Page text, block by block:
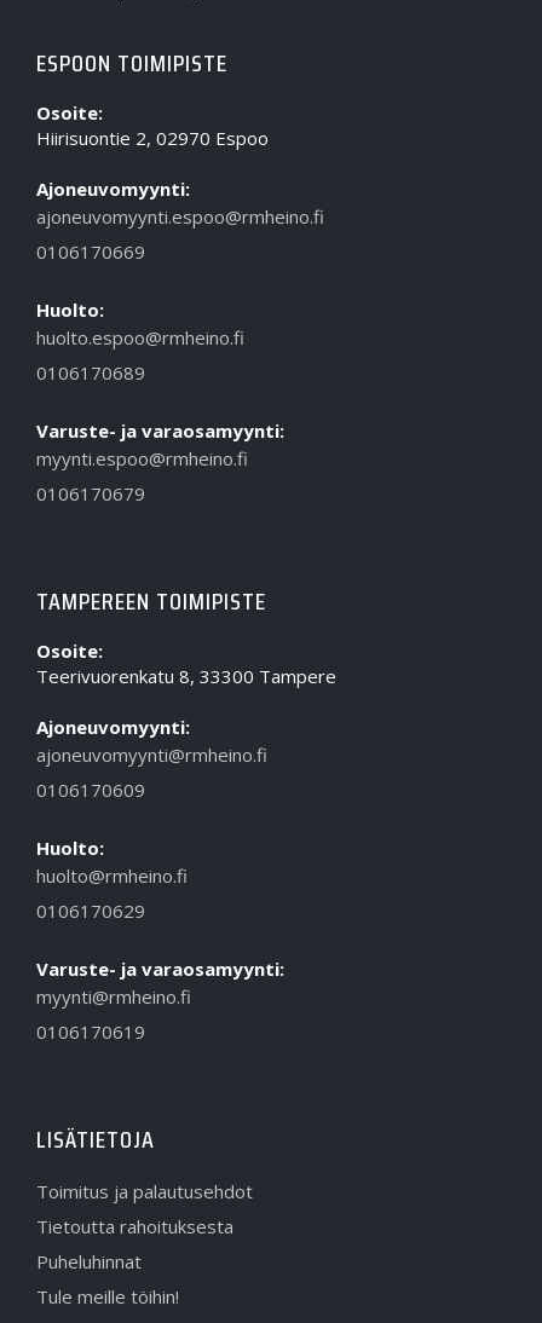
ESPOON TOIMIPISTE
Osoite:
Hiirisuontie 2, 02970 Espoo
Ajoneuvomyynti:
ajoneuvomyynti.espoo@rmheino.fi
0106170669
Huolto:
huolto.espoo@rmheino.fi
0106170689
Varuste- ja varaosamyynti:
myynti.espoo@rmheino.fi
0106170679
TAMPEREEN TOIMIPISTE
Osoite:
Teerivuorenkatu 8, 33300 Tampere
Ajoneuvomyynti:
ajoneuvomyynti@rmheino.fi
0106170609
Huolto:
huolto@rmheino.fi
0106170629
Varuste- ja varaosamyynti:
myynti@rmheino.fi
0106170619
LISÄTIETOJA
Toimitus ja palautusehdot
Tietoutta rahoituksesta
Puheluhinnat
Tule meille töihin!